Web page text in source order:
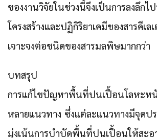
ของงานวิจัยในช่วงนี้จึงเป็นการลงลึกไ
โครงสร้างและปฏิกิริยาเคมีของสารคีเล
เจาะจงต่อชนิดของสารมลพิษมากกว่า
บทสรุป
การแก้ไขปัญหาพื้นที่ปนเปื้อนโลหะห
หลายแนวทาง ซึ่งแต่ละแนวทางมีจุดป
มุ่งเน้นการบำบัดพื้นที่ปนเปื้อนใ